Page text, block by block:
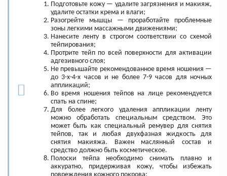
Подготовьте кожу — удалите загрязнения и макияж,
удалите остатки крема и влаги;
Разогрейте мышцы — проработайте проблемные
зоны легкими массажными движениями;
Нанесите ленту в строгом соответствии со схемой
тейпирования;
Протрите тейп по всей поверхности для активации
адгезивного слоя;
Не превышайте рекомендованное время ношения —
до 3-х-4-х часов и не более 7-9 часов для ночных
аппликаций;
Во время ношения тейпов на лице рекомендуется
спать на спине;
Для более легкого удаления аппликации ленту
можно обработать специальным средством. Это
может быть как специальный ремувер для снятия
тейпов, так и любая двухфазная жидкость для
снятия макияжа. Важен маслянный состав и
средство должно быть косметическое.
Полоски тейпа необходимо снимать плавно и
аккуратно, придерживая кожу, чтобы избежать